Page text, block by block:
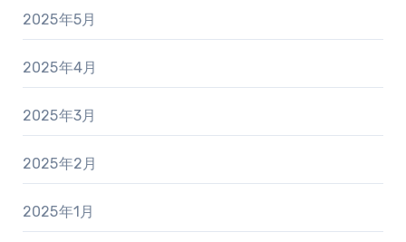
2025年5月
2025年4月
2025年3月
2025年2月
2025年1月